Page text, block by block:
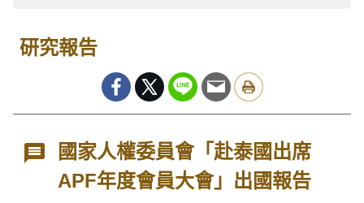
研究報告
國家人權委員會「赴泰國出席
APF年度會員大會」出國報告